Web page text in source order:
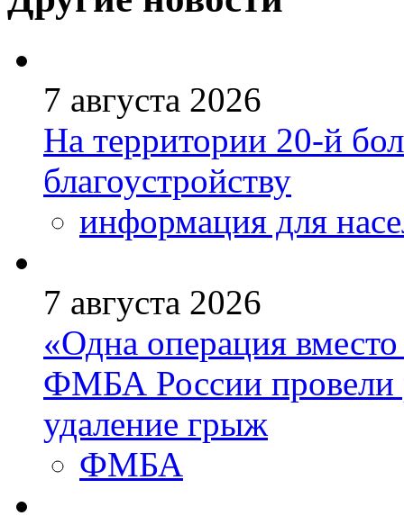
7 августа 2026
На территории 20-й
благоустройству
информация для
7 августа 2026
«Одна операция
ФМБА России провели
удаление грыж
ФМБА